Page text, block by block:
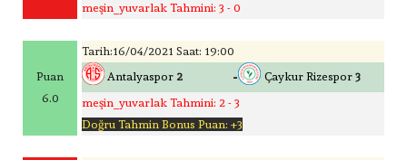
meşin_yuvarlak Tahmini: 3 - 0
Puan
6.0
Tarih:16/04/2021 Saat: 19:00
Antalyaspor 2 - Çaykur Rizespor 3
meşin_yuvarlak Tahmini: 2 - 3
Doğru Tahmin Bonus Puan: +3